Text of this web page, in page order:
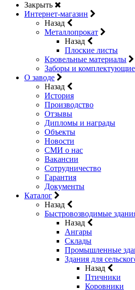
Закрыть
Интернет-магазин
Назад
Металлопрокат
Назад
Плоские листы
Кровельные материалы
Заборы и комплектующие
О заводе
Назад
История
Производство
Отзывы
Дипломы и награды
Объекты
Новости
СМИ о нас
Вакансии
Сотрудничество
Гарантия
Документы
Каталог
Назад
Быстровозводимые
Назад
Ангары
Склады
Промышленные
Здания для
Назад
Птичники
Коровники